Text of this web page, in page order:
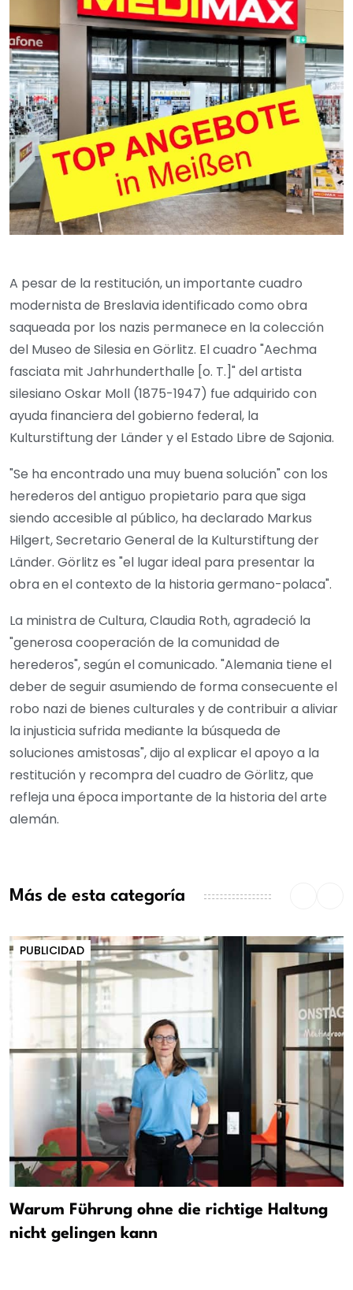
A pesar de la restitución, un importante cuadro
modernista de Breslavia identificado como obra
saqueada por los nazis permanece en la colección
del Museo de Silesia en Görlitz. El cuadro "Aechma
fasciata mit Jahrhunderthalle [o. T.]" del artista
silesiano Oskar Moll (1875-1947) fue adquirido con
ayuda financiera del gobierno federal, la
Kulturstiftung der Länder y el Estado Libre de Sajonia.
"Se ha encontrado una muy buena solución" con los
herederos del antiguo propietario para que siga
siendo accesible al público, ha declarado Markus
Hilgert, Secretario General de la Kulturstiftung der
Länder. Görlitz es "el lugar ideal para presentar la
obra en el contexto de la historia germano-polaca".
La ministra de Cultura, Claudia Roth, agradeció la
"generosa cooperación de la comunidad de
herederos", según el comunicado. "Alemania tiene el
deber de seguir asumiendo de forma consecuente el
robo nazi de bienes culturales y de contribuir a aliviar
la injusticia sufrida mediante la búsqueda de
soluciones amistosas", dijo al explicar el apoyo a la
restitución y recompra del cuadro de Görlitz, que
refleja una época importante de la historia del arte
alemán.
Más de esta categoría
PUBLICIDAD
Warum Führung ohne die richtige Haltung
nicht gelingen kann